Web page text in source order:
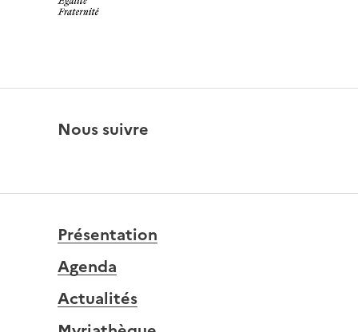
Nous suivre
Présentation
Agenda
Actualités